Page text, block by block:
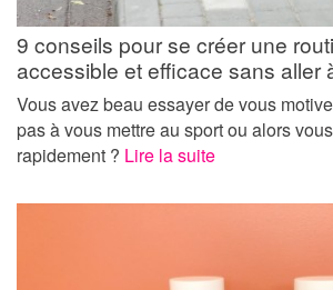
9 conseils pour se créer une
accessible et efficace sans aller
Vous avez beau essayer de vous
pas à vous mettre au sport ou alors
rapidement ? Lire la suite